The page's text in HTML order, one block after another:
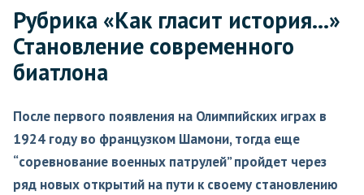
Рубрика «Как гласит история...»
Становление современного
биатлона
После первого появления на Олимпийских играх в
1924 году во французком Шамони, тогда еще
“соревнование военных патрулей” пройдет через
ряд новых открытий на пути к своему становлению